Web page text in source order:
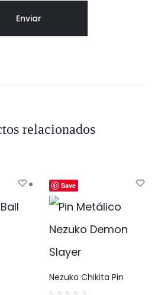
relacionados
Save
Nezuko Chikita Pin